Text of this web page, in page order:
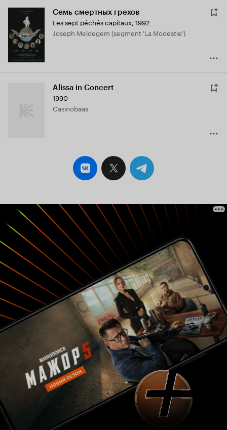
Семь смертных грехов
Les sept péchés capitaux, 1992
Joseph Meldegem (segment 'La Modestie')
Alissa in Concert
1990
Casinobaas